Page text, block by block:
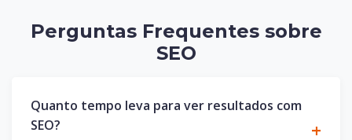
Perguntas Frequentes sobre
SEO
Quanto tempo leva para ver resultados com
SEO?